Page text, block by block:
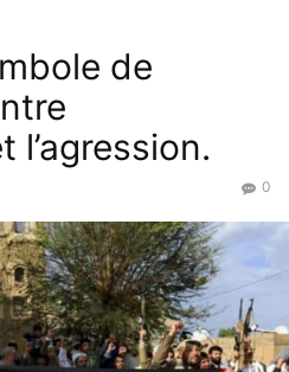
de
l’agression.
0